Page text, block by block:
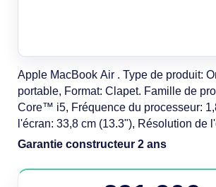
Apple MacBook Air . Type de produit:
portable, Format: Clapet. Famille de
Core™ i5, Fréquence du processeur:
l'écran: 33,8 cm (13.3"), Résolution de
900 pixels. Mémoire interne: 8 Go, Type
256 Go, Supports de stockage: SSD.
Garantie constructeur 2 ans